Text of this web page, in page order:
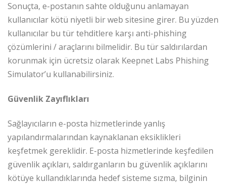
Sonuçta, e-postanın sahte olduğunu anlamayan
kullanıcılar kötü niyetli bir web sitesine girer. Bu yüzden
kullanıcılar bu tür tehditlere karşı anti-phishing
çözümlerini / araçlarını bilmelidir. Bu tür saldırılardan
korunmak için ücretsiz olarak Keepnet Labs Phishing
Simulator’u kullanabilirsiniz.
Güvenlik Zayıflıkları
Sağlayıcıların e-posta hizmetlerinde yanlış
yapılandırmalarından kaynaklanan eksiklikleri
keşfetmek gereklidir. E-posta hizmetlerinde keşfedilen
güvenlik açıkları, saldırganların bu güvenlik açıklarını
kötüye kullandıklarında hedef sisteme sızma, bilginin